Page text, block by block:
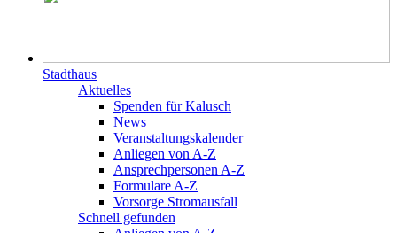
Stadthaus
Aktuelles
Spenden für Kalusch
News
Veranstaltungskalender
Anliegen von A-Z
Ansprechpersonen A-Z
Formulare A-Z
Vorsorge Stromausfall
Schnell gefunden